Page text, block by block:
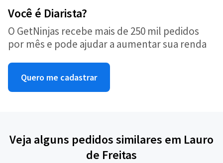
Você é Diarista?
O GetNinjas recebe mais de 250 mil pedidos
por mês e pode ajudar a aumentar sua renda
Quero me cadastrar
Veja alguns pedidos similares em Lauro
de Freitas